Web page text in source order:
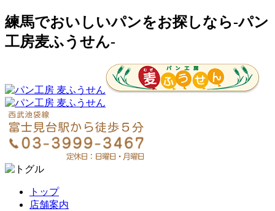
練馬でおいしいパンをお探しなら-パン
工房麦ふうせん-
トップ
店舗案内